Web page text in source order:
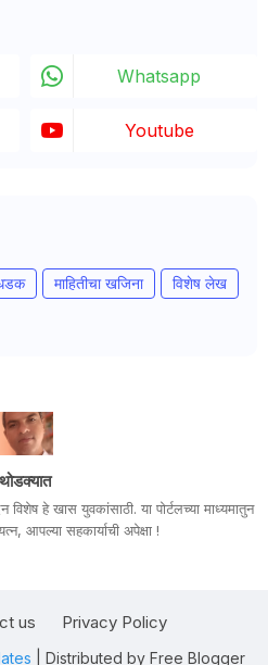
Whatsapp
Youtube
माहितीचा खजिना
विशेष लेख
थोडक्यात
हे खास युवकांसाठी. या पोर्टलच्या माध्यमातुन
आपल्या सहकार्याची अपेक्षा !
| Distributed by Free Blogger
us Privacy Policy